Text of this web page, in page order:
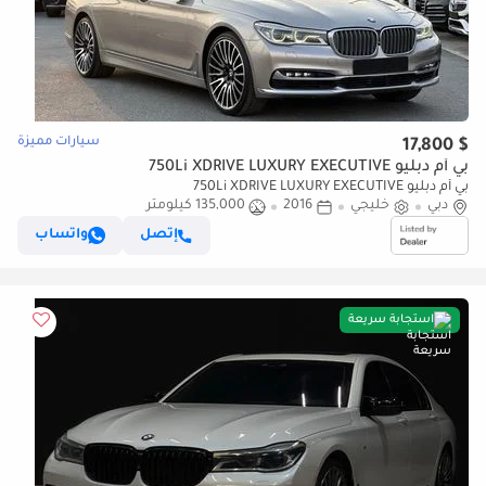
$ 17,800 سيارات مميزة
بي أم دبليو 750Li XDRIVE LUXURY EXECUTIVE
بي أم دبليو 750Li XDRIVE LUXURY EXECUTIVE
دبي
خليجي 2016
135,000 كيلومتر
إتصل
واتساب
استجابة سريعة